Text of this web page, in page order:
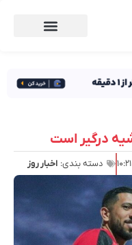
۱۰:۲۱ دسته بندی: اخبار روز